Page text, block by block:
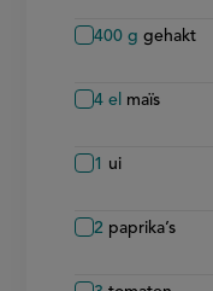
400 g gehakt
4 el maïs
1 ui
2 paprika’s